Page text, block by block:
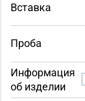
Вставка
Проба
Информация
об изделии